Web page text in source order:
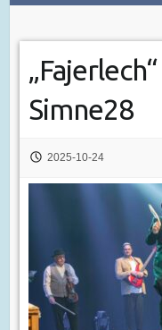
Simne28
2025-10-24